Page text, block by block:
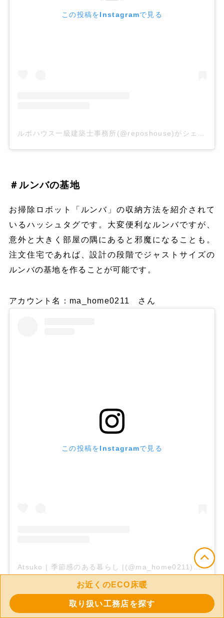
この投稿をInstagramで見る
ルポハウス一級建築士事務所(@reposhouse)がシェアした投稿
＃ルンバの基地
お掃除ロボット「ルンバ」の収納方法を紹介されて
いるハッシュタグです。大変便利なルンバですが、
意外と大きく部屋の隅にあると邪魔になることも。
注文住宅であれば、設計の段階でジャストサイズの
ルンバの基地を作ることが可能です。
アカウント名：ma_home0211 さん
この投稿をInstagramで見る
Atsuko | 季節感のある暮らし |(@ma_home0211)がシェアした投稿
お近くのECO床暖
取り扱い工務店を探す